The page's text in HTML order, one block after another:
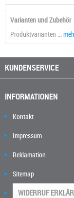
Varianten und Zubehör
Produktvarianten ...
KUNDENSERVICE
INFORMATIONEN
Kontakt
Impressum
Reklamation
Sitemap
WIDERRUF